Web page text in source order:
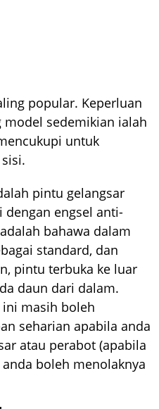
popular. Keperluan
sedemikian ialah
untuk
pintu gelangsar
engsel anti-
bahawa dalam
standard, dan
pintu terbuka ke luar
daun dari dalam.
masih boleh
seharian apabila anda
atau perabot (apabila
boleh menolaknya